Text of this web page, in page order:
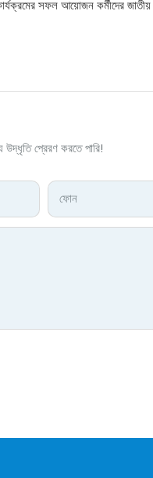
সফল আয়োজন কর্মীদের
প্রেরণ করতে পারি!
ফোন